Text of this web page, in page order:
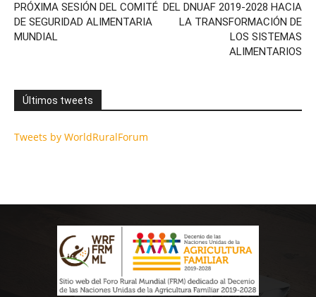
PRÓXIMA SESIÓN DEL COMITÉ
DE SEGURIDAD ALIMENTARIA
MUNDIAL
DEL DNUAF 2019-2028 HACIA
LA TRANSFORMACIÓN DE
LOS SISTEMAS
ALIMENTARIOS
Últimos tweets
Tweets by WorldRuralForum